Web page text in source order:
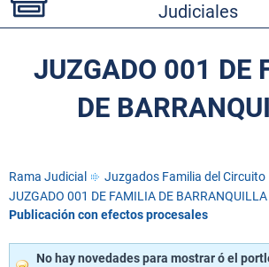
Judiciales
JUZGADO 001 DE
DE
Rama Judicial
Juzgados Familia del Circuito
JUZGADO 001 DE FAMILIA DE BARRANQUILLA
Publicación con efectos procesales
No hay novedades para mostrar ó el